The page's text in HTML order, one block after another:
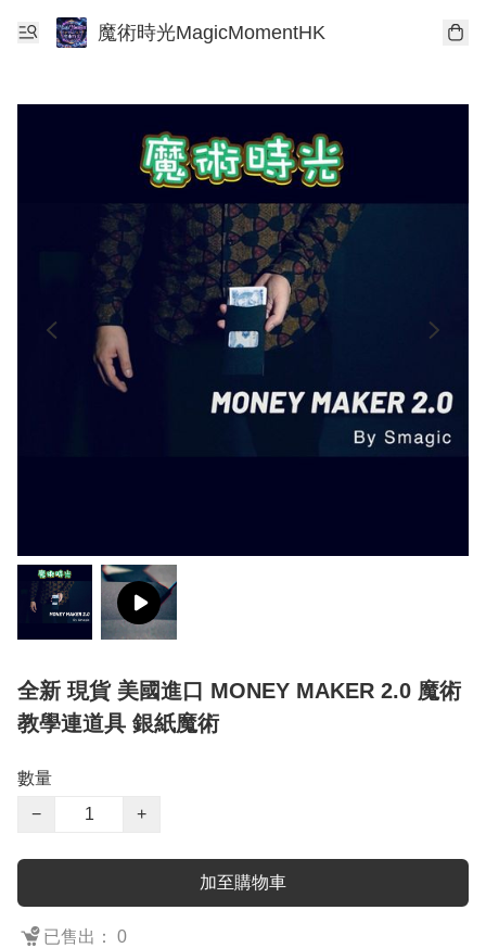
魔術時光MagicMomentHK
全新 現貨 美國進口 MONEY MAKER 2.0 魔術
教學連道具 銀紙魔術
數量
−
+
加至購物車
已售出： 0